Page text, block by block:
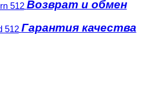
Возврат и обмен
Гарантия качества